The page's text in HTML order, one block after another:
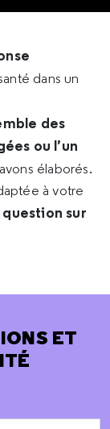
dans un
des
ou l’un
élaborés.
à votre
sur
ET